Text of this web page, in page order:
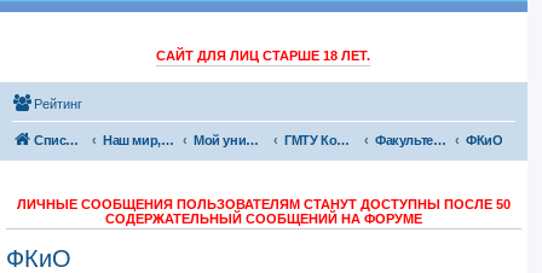
САЙТ ДЛЯ ЛИЦ СТАРШЕ 18 ЛЕТ.
Рейтинг
Список форумов Наш мир, обо всем Мой универ ГМТУ Корабелка Факультеты ФКиО
ЛИЧНЫЕ СООБЩЕНИЯ ПОЛЬЗОВАТЕЛЯМ СТАНУТ ДОСТУПНЫ ПОСЛЕ 50
СОДЕРЖАТЕЛЬНЫЙ СООБЩЕНИЙ НА ФОРУМЕ
ФКиО